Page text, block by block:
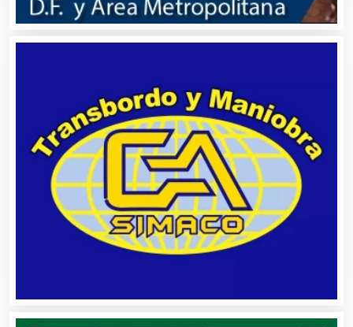
Artículos Deportivos
Artículos Importados
Artículos para el Hogar